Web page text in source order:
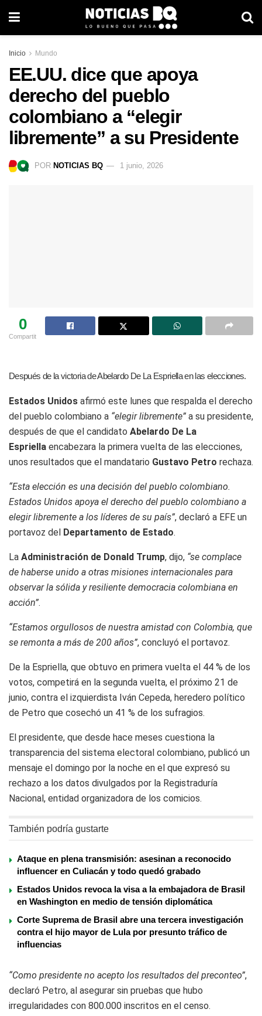
Inicio Mundo
EE.UU. dice que apoya
derecho del pueblo
colombiano a “elegir
libremente” a su Presidente
POR NOTICIAS BQ 1 junio, 2026
0
Compartit
Después de la victoria de Abelardo De La Espriella en las elecciones.
Estados Unidos afirmó este lunes que respalda el derecho
del pueblo colombiano a “elegir libremente” a su presidente,
después de que el candidato Abelardo De La
Espriella encabezara la primera vuelta de las elecciones,
unos resultados que el mandatario Gustavo Petro rechaza.
“Esta elección es una decisión del pueblo colombiano.
Estados Unidos apoya el derecho del pueblo colombiano a
elegir libremente a los líderes de su país”, declaró a EFE un
portavoz del
Departamento de Estado.
La Administración de Donald Trump, dijo, “se complace
de haberse unido a otras misiones internacionales para
observar la sólida y resiliente democracia colombiana en
acción”.
“Estamos orgullosos de nuestra amistad con Colombia, que
se remonta a más de 200 años”, concluyó el portavoz.
De la Espriella, que obtuvo en primera vuelta el 44 % de los
votos, competirá en la segunda vuelta, el próximo 21 de
junio, contra el izquierdista Iván Cepeda, heredero político
de Petro que cosechó un 41 % de los sufragios.
El presidente, que desde hace meses cuestiona la
transparencia del sistema electoral colombiano, publicó un
mensaje el domingo por la noche en el que expresó su
rechazo a los datos divulgados por la Registraduría
Nacional, entidad organizadora de los comicios.
También podría gustarte
Ataque en plena transmisión: asesinan a reconocido
influencer en Culiacán y todo quedó grabado
Estados Unidos revoca la visa a la embajadora de Brasil
en Washington en medio de tensión diplomática
Corte Suprema de Brasil abre una tercera investigación
contra el hijo mayor de Lula por presunto tráfico de
influencias
“Como presidente no acepto los resultados del preconteo”,
declaró Petro, al asegurar sin pruebas que hubo
irregularidades con 800.000 inscritos en el censo.